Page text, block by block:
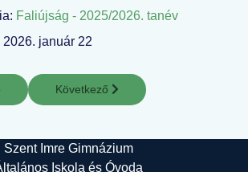
Faliújság - 2025/2026. tanév
2026. január 22
A felhők felettKövetkező cikk: Leköszönési
Következő
Szent Imre Gimnázium
Iskola és Óvoda